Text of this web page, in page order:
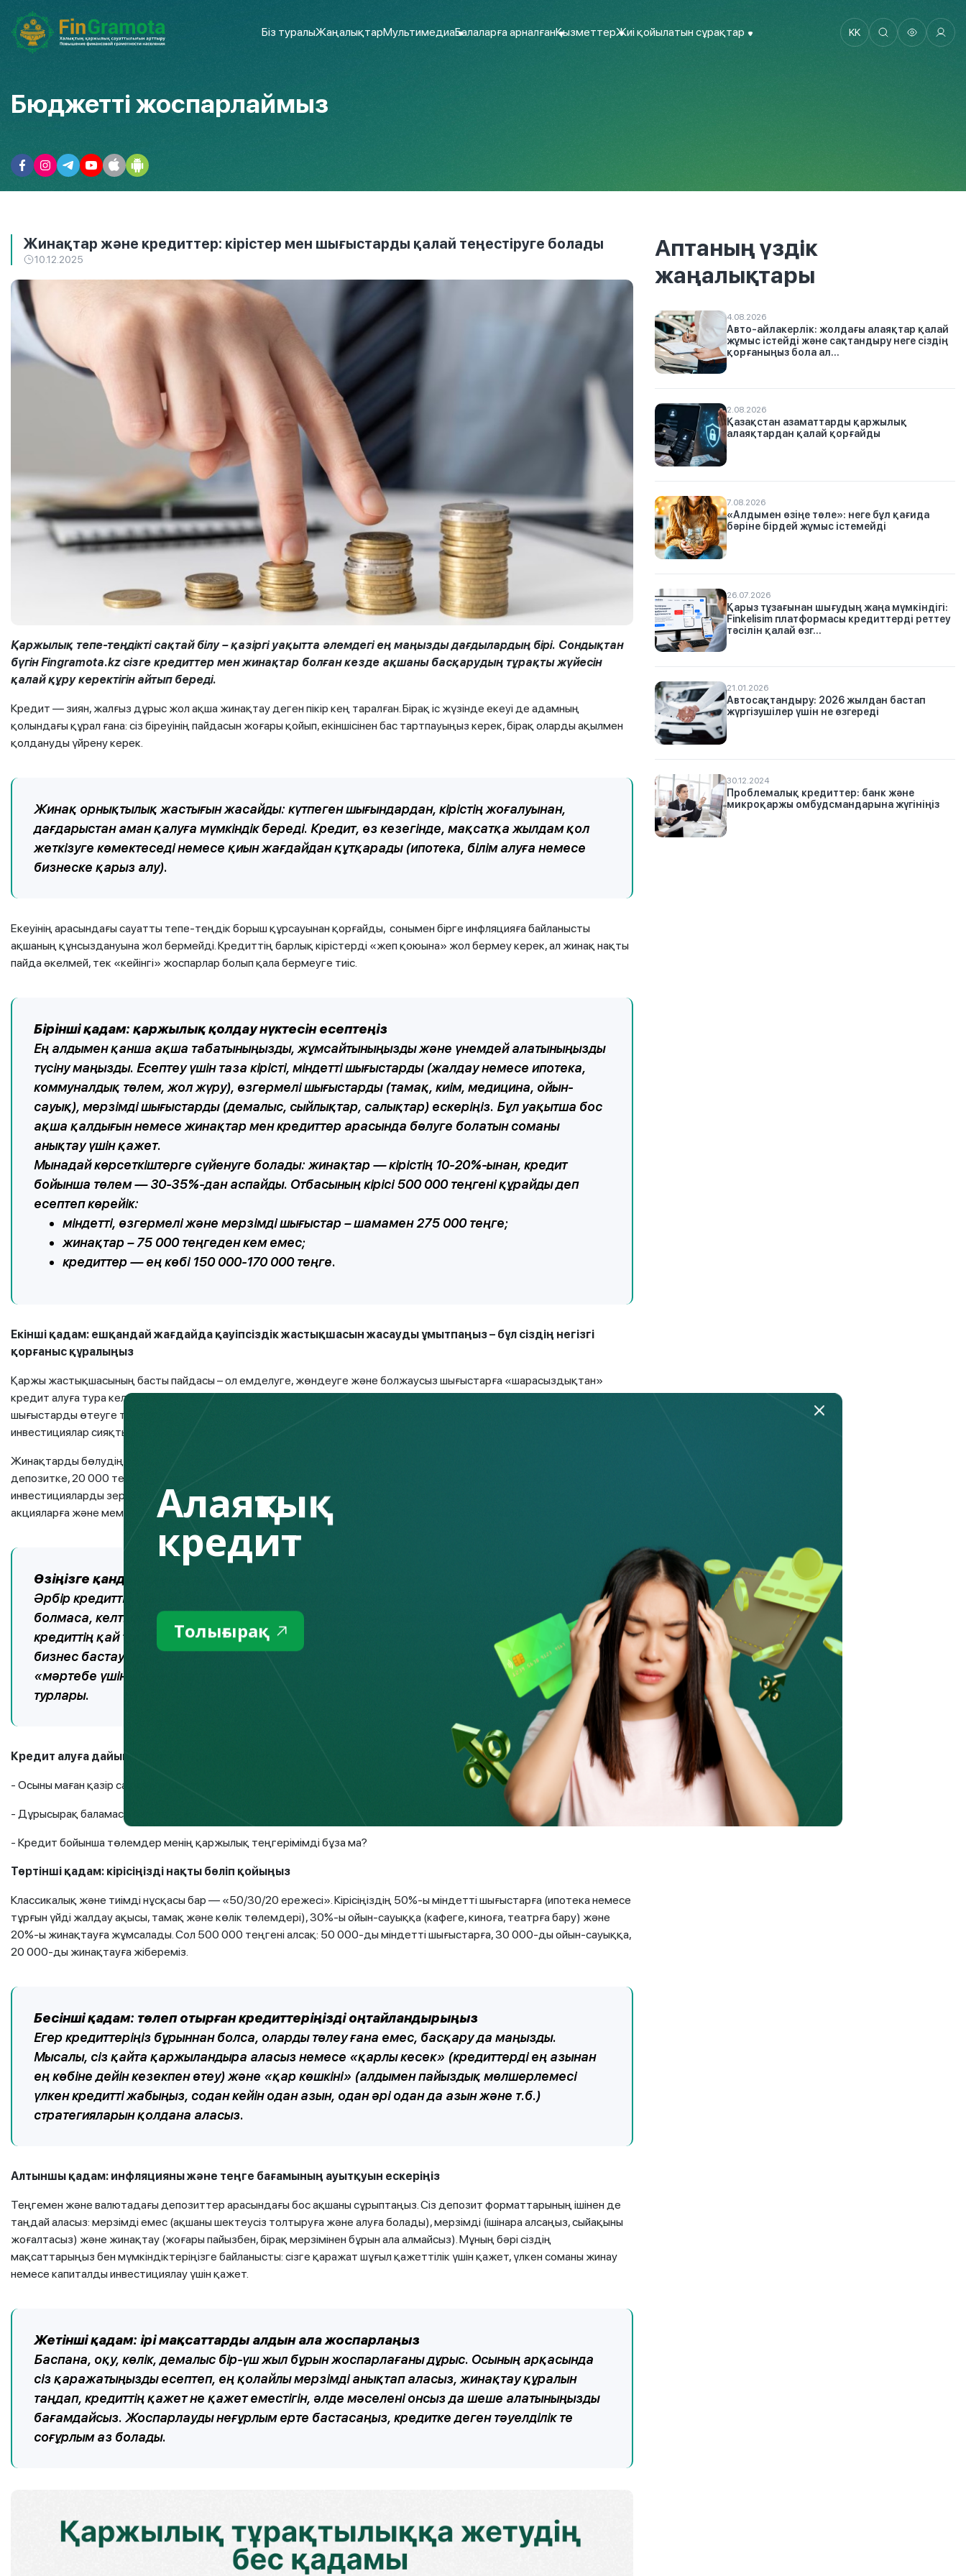
Біз туралыЖаңалықтарМультимедиаБалаларға арналғанҚызметтерЖиі қойылатын сұрақтар KK
Бюджетті жоспарлаймыз
Жинақтар және кредиттер: кірістер мен шығыстарды қалай теңестіруге болады
10.12.2025
Қаржылық тепе-теңдікті сақтай білу – қазіргі уақытта әлемдегі ең маңызды дағдылардың бірі. Сондықтан
бүгін Fingramоta.kz сізге кредиттер мен жинақтар болған кезде ақшаны басқарудың тұрақты жүйесін
қалай құру керектігін айтып береді.
Кредит — зиян, жалғыз дұрыс жол ақша жинақтау деген пікір кең таралған. Бірақ іс жүзінде екеуі де адамның
қолындағы құрал ғана: сіз біреуінің пайдасын жоғары қойып, екіншісінен бас тартпауыңыз керек, бірақ оларды ақылмен
қолдануды үйрену керек.
Жинақ орнықтылық жастығын жасайды: күтпеген шығындардан, кірістің жоғалуынан,
дағдарыстан аман қалуға мүмкіндік береді. Кредит, өз кезегінде, мақсатқа жылдам қол
жеткізуге көмектеседі немесе қиын жағдайдан құтқарады (ипотека, білім алуға немесе
бизнеске қарыз алу).
Екеуінің арасындағы сауатты тепе-теңдік борыш құрсауынан қорғайды, сонымен бірге инфляцияға байланысты
ақшаның құнсыздануына жол бермейді. Кредиттің барлық кірістерді «жеп қоюына» жол бермеу керек, ал жинақ нақты
пайда әкелмей, тек «кейінгі» жоспарлар болып қала бермеуге тиіс.
Бірінші қадам: қаржылық қолдау нүктесін есептеңіз
Ең алдымен қанша ақша табатыныңызды, жұмсайтыныңызды және үнемдей алатыныңызды
түсіну маңызды. Есептеу үшін таза кірісті, міндетті шығыстарды (жалдау немесе ипотека,
коммуналдық төлем, жол жүру), өзгермелі шығыстарды (тамақ, киім, медицина, ойын-
сауық), мерзімді шығыстарды (демалыс, сыйлықтар, салықтар) ескеріңіз. Бұл уақытша бос
ақша қалдығын немесе жинақтар мен кредиттер арасында бөлуге болатын соманы
анықтау үшін қажет.
Мынадай көрсеткіштерге сүйенуге болады: жинақтар — кірістің 10-20%-ынан, кредит
бойынша төлем — 30-35%-дан аспайды. Отбасының кірісі 500 000 теңгені құрайды деп
есептеп көрейік:
міндетті, өзгермелі және мерзімді шығыстар – шамамен 275 000 теңге;
жинақтар – 75 000 теңгеден кем емес;
кредиттер — ең көбі 150 000-170 000 теңге.
Екінші қадам: ешқандай жағдайда қауіпсіздік жастықшасын жасауды ұмытпаңыз – бұл сіздің негізгі
қорғаныс құралыңыз
Қаржы жастықшасының басты пайдасы – ол емделуге, жөндеуге және болжаусыз шығыстарға «шарасыздықтан»
кредит алуға тура келетін жағдайдан қорғайды. Оның ең төменгі көлемі үш айдағы, оңтайлысы – алты айдағы
шығыстарды өтеуге тиіс. Қауіпсіздік үшін жинақтарды: ішінара алу мүмкіндігі бар депозиттер, қолма-қол ақша және
инвестициялар сияқты әр түрлі нұсқаларда сақтаңыз.
Жинақтарды бөлудің әр түрлі нұсқалары бар: консервативті жағдайда сіз 100 000 теңгенің 60 000 теңгесін теңгемен
депозитке, 20 000 теңгені валюталық депозитке аударып, тағы 20 000 теңгені сейфте сақтай аласыз. Егер сіз
инвестицияларды зерттеген болсаңыз, онда теңгерімді нұсқаны таңдай аласыз: депозиттерге 40 000 теңге,
акцияларға және мемлекеттік бағалы қағаздарға 50 000 теңге, ал сейфке 10 000 қолма-қол ақша жинай аласыз.
Өзіңізге қандай кредиттер қажет екенін анықтап алыңыз
Әрбір кредитті қарызға батыратын қадам деп санаудың қажеті жоқ, бірақ стратегияңыз
болмаса, келтіретін зияны бар. Сондықтан кредит ресімдемес бұрын жоспарланған
кредиттің қай топқа жататынын шешіп алыңыз. Әдеттегі себептер – үй сатып алу, білім алу,
бизнес бастау немесе оны кеңейту, күрделі жөндеу шығыстары. Қауіпті себептер –
«мәртебе үшін» бренд заттар мен қымбат техниканы сатып алу, сыйлықтар, демалыс
турлары.
Кредит алуға дайындалып жатқанда, өзіңізге үш сұрақ қойыңыз:
- Осыны маған қазір сатып алу қажет пе?
- Дұрысырақ баламасы бар ма — мысалы, дәл соны сатып алу үшін қаражат жинау
- Кредит бойынша төлемдер менің қаржылық теңгерімімді бұза ма?
Төртінші қадам: кірісіңізді нақты бөліп қойыңыз
Классикалық және тиімді нұсқасы бар — «50/30/20 ережесі». Кірісіңіздің 50%-ы міндетті шығыстарға (ипотека немесе
тұрғын үйді жалдау ақысы, тамақ және көлік төлемдері), 30%-ы ойын-сауыққа (кафеге, киноға, театрға бару) және
20%-ы жинақтауға жұмсалады. Сол 500 000 теңгені алсақ: 50 000-ды міндетті шығыстарға, 30 000-ды ойын-сауыққа,
20 000-ды жинақтауға жібереміз.
Бесінші қадам: төлеп отырған кредиттеріңізді оңтайландырыңыз
Егер кредиттеріңіз бұрыннан болса, оларды төлеу ғана емес, басқару да маңызды.
Мысалы, сіз қайта қаржыландыра аласыз немесе «қарлы кесек» (кредиттерді ең азынан
ең көбіне дейін кезекпен өтеу) және «қар көшкіні» (алдымен пайыздық мөлшерлемесі
үлкен кредитті жабыңыз, содан кейін одан азын, одан әрі одан да азын және т.б.)
стратегияларын қолдана аласыз.
Алтыншы қадам: инфляцияны және теңге бағамының ауытқуын ескеріңіз
Теңгемен және валютадағы депозиттер арасындағы бос ақшаны сұрыптаңыз. Сіз депозит форматтарының ішінен де
таңдай аласыз: мерзімді емес (ақшаны шектеусіз толтыруға және алуға болады), мерзімді (ішінара алсаңыз, сыйақыны
жоғалтасыз) және жинақтау (жоғары пайызбен, бірақ мерзімінен бұрын ала алмайсыз). Мұның бәрі сіздің
мақсаттарыңыз бен мүмкіндіктеріңізге байланысты: сізге қаражат шұғыл қажеттілік үшін қажет, үлкен соманы жинау
немесе капиталды инвестициялау үшін қажет.
Жетінші қадам: ірі мақсаттарды алдын ала жоспарлаңыз
Баспана, оқу, көлік, демалыс бір-үш жыл бұрын жоспарлағаны дұрыс. Осының арқасында
сіз қаражатыңызды есептеп, ең қолайлы мерзімді анықтап аласыз, жинақтау құралын
таңдап, кредиттің қажет не қажет еместігін, әлде мәселені онсыз да шеше алатыныңызды
бағамдайсыз. Жоспарлауды неғұрлым ерте бастасаңыз, кредитке деген тәуелділік те
соғұрлым аз болады.
Аптаның үздік
жаңалықтары
4.08.2026
Авто-айлакерлік: жолдағы алаяқтар қалай
жұмыс істейді және сақтандыру неге сіздің
қорғаныңыз бола ал...
2.08.2026
Қазақстан азаматтарды қаржылық
алаяқтардан қалай қорғайды
7.08.2026
«Алдымен өзіңе төле»: неге бұл қағида
бәріне бірдей жұмыс істемейді
26.07.2026
Қарыз тұзағынан шығудың жаңа мүмкіндігі:
Finkelisim платформасы кредиттерді реттеу
тәсілін қалай өзг...
21.01.2026
Автосақтандыру: 2026 жылдан бастап
жүргізушілер үшін не өзгереді
30.12.2024
Проблемалық кредиттер: банк және
микроқаржы омбудсмандарына жүгініңіз
Алаяқтық
кредит
Толығырақ